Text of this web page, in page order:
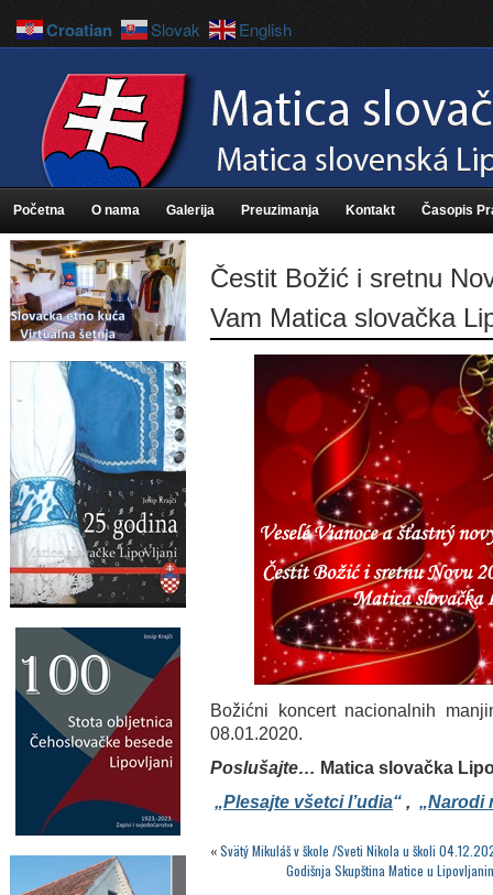
Početna O nama Galerija Preuzimanja Kontakt Časopis
Čestit Božić i sretnu
Vam Matica slovačka
Božićni koncert nacionalnih
08.01.2020.
Poslušajte… Matica slovačka
„Plesajte všetci l’udia“ , „Narodi
«Svätý Mikuláš v škole /Sveti Nikola u školi
Godišnja Skupština Matice u
Croatian Slovak English